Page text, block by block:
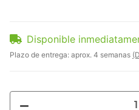
Disponible
Plazo de entrega: aprox. 4 semanas